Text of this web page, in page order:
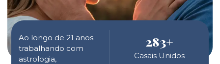
Ao longo de 21 anos
trabalhando com
astrologia,
283+
Casais Unidos